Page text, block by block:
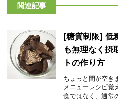
関連記事
[糖質制限] 低
も無理なく摂
トの作り方
ちょっと間が空き
メニューレシピ覚
食ではなく、通常